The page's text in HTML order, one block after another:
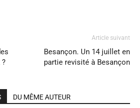
Article suivant
Besançon. Un 14 juillet en
partie revisité à Besançon
DU MÊME AUTEUR